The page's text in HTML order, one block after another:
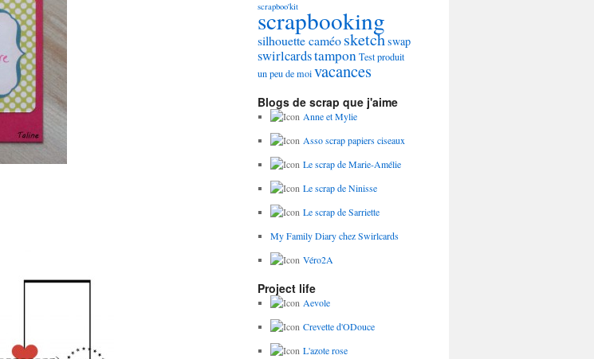
scrapboo'kit
scrapbooking
silhouette caméosketchswap
swirlcardstamponTest produit
un peu de moivacances
Blogs de scrap que j'aime
Anne et Mylie
Asso scrap papiers ciseaux
Le scrap de Marie-Amélie
Le scrap de Ninisse
Le scrap de Sarriette
My Family Diary chez Swirlcards
Véro2A
Project life
Aevole
Crevette d'ODouce
L'azote rose